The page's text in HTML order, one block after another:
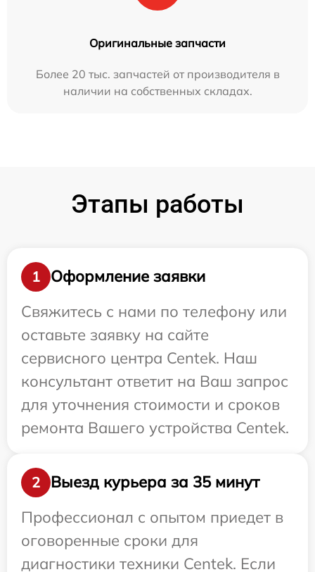
Оригинальные запчасти
Более 20 тыс. запчастей от производителя в
наличии на собственных складах.
Этапы работы
1
Оформление заявки
Свяжитесь с нами по телефону или
оставьте заявку на сайте
сервисного центра Centek. Наш
консультант ответит на Ваш запрос
для уточнения стоимости и сроков
ремонта Вашего устройства Centek.
2
Выезд курьера за 35 минут
Профессионал с опытом приедет в
оговоренные сроки для
диагностики техники Centek. Если